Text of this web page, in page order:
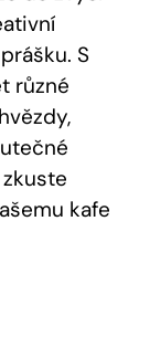
S
různé
kafe